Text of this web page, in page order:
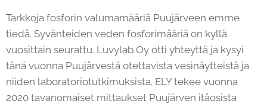
Tarkkoja fosforin valumamääriä Puujärveen emme
tiedä. Syvänteiden veden fosforimääriä on kyllä
vuosittain seurattu. Luvylab Oy otti yhteyttä ja kysyi
tänä vuonna Puujärvestä otettavista vesinäytteistä ja
niiden laboratoriotutkimuksista. ELY tekee vuonna
2020 tavanomaiset mittaukset Puujärven itäosista